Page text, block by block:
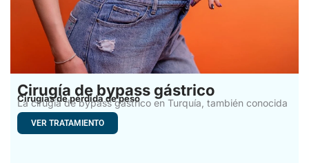
Cirugía de bypass gástrico
Cirugías de pérdida de peso
La cirugía de bypass gástrico en Turquía, también conocida
como
VER TRATAMIENTO